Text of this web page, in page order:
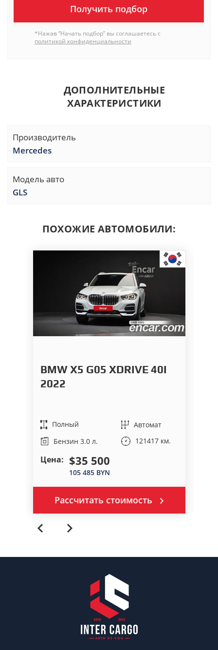
Получить подбор
*Нажав “Начать подбор” вы соглашаетесь с
политикой конфиденциальности
ДОПОЛНИТЕЛЬНЫЕ
ХАРАКТЕРИСТИКИ
Производитель
Mercedes
Модель авто
GLS
ПОХОЖИЕ АВТОМОБИЛИ:
BMW X5 G05 XDRIVE 40I
2022
Полный
Автомат
Бензин 3.0 л.
121417 км.
Цена: $35 500
105 485 BYN
Рассчитать стоимость